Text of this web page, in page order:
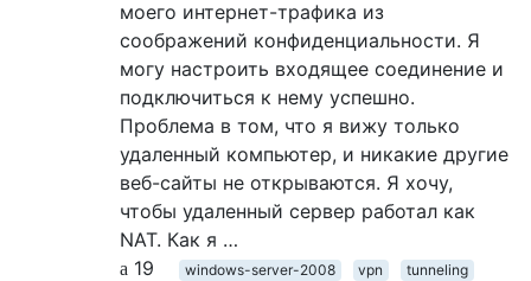
моего интернет-трафика из
соображений конфиденциальности. Я
могу настроить входящее соединение и
подключиться к нему успешно.
Проблема в том, что я вижу только
удаленный компьютер, и никакие другие
веб-сайты не открываются. Я хочу,
чтобы удаленный сервер работал как
NAT. Как я …
19
windows-server-2008 vpn
tunneling